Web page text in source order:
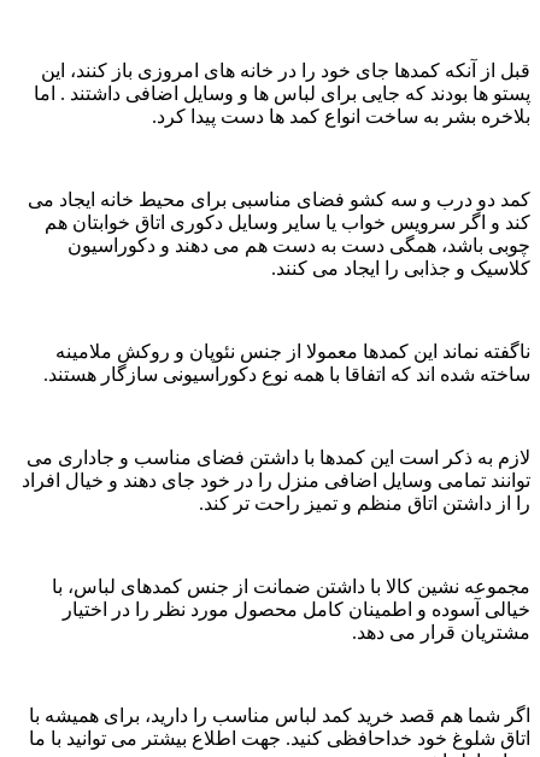
قبل از آنکه کمدها جای خود را در خانه های امروزی باز کنند، این
پستو ها بودند که جایی برای لباس ها و وسایل اضافی داشتند . اما
بلاخره بشر به ساخت انواع کمد ها دست پیدا کرد.
کمد دو درب و سه کشو فضای مناسبی برای محیط خانه ایجاد می
کند و اگر سرویس خواب یا سایر وسایل دکوری اتاق خوابتان هم
چوبی باشد، همگی دست به دست هم می دهند و دکوراسیون
کلاسیک و جذابی را ایجاد می کنند.
ناگفته نماند این کمدها معمولا از جنس نئوپان و روکش ملامینه
ساخته شده اند که اتفاقا با همه نوع دکوراسیونی سازگار هستند.
لازم به ذکر است این کمدها با داشتن فضای مناسب و جاداری می
توانند تمامی وسایل اضافی منزل را در خود جای دهند و خیال افراد
را از داشتن اتاق منظم و تمیز راحت تر کند.
مجموعه نشین کالا با داشتن ضمانت از جنس کمدهای لباس، با
خیالی آسوده و اطمینان کامل محصول مورد نظر را در اختیار
مشتریان قرار می دهد.
اگر شما هم قصد خرید کمد لباس مناسب را دارید، برای همیشه با
اتاق شلوغ خود خداحافظی کنید. جهت اطلاع بیشتر می توانید با ما